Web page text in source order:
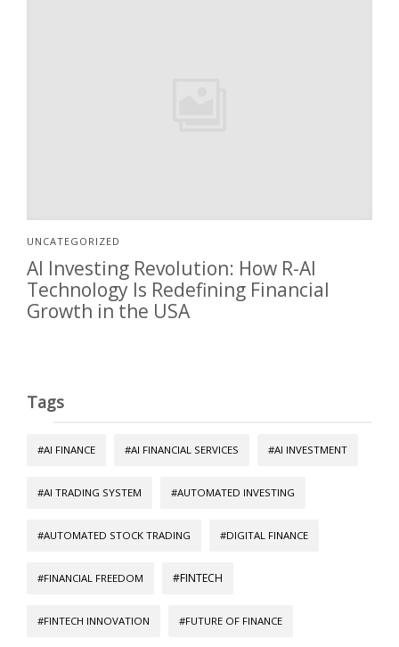
UNCATEGORIZED
AI Investing Revolution: How R-AI
Technology Is Redefining Financial
Growth in the USA
Tags
#AI FINANCE #AI FINANCIAL SERVICES #AI INVESTMENT
#AI TRADING SYSTEM #AUTOMATED INVESTING
#AUTOMATED STOCK TRADING #DIGITAL FINANCE
#FINANCIAL FREEDOM #FINTECH
#FINTECH INNOVATION #FUTURE OF FINANCE